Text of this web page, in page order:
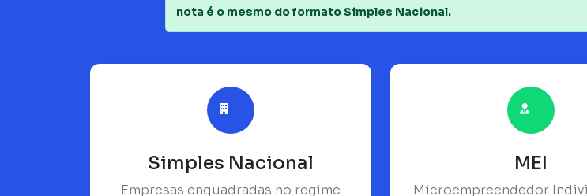
nota é o mesmo do formato Simples Nacional.
Simples Nacional
Empresas enquadradas no regime
MEI
Microempreendedor